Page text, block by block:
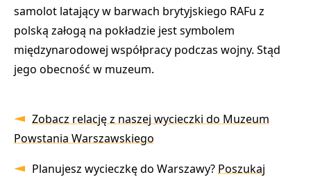
samolot latający w barwach brytyjskiego RAFu z
polską załogą na pokładzie jest symbolem
międzynarodowej współpracy podczas wojny. Stąd
jego obecność w muzeum.
Zobacz relację z naszej wycieczki do Muzeum
Powstania Warszawskiego
Planujesz wycieczkę do Warszawy? Poszukaj